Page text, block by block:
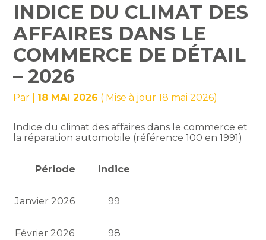
INDICE DU CLIMAT DES
AFFAIRES DANS LE
COMMERCE DE DÉTAIL
– 2026
Par 18 MAI 2026 ( Mise à jour 18 mai 2026)
Indice du climat des affaires dans le commerce et
la réparation automobile (référence 100 en 1991)
Période Indice
Janvier 2026 99
Février 2026 98